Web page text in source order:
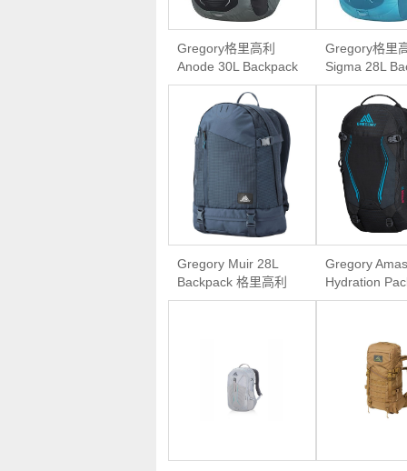
Gregory格里高利
Anode 30L Backpack
多功能轻量休闲登山
Gregory格里
Sigma 28L
女款通勤上学
步旅行双肩背
Gregory Muir 28L
Backpack 格里高利
轻便双肩户外背包
Gregory
Hydration
高利 女款户